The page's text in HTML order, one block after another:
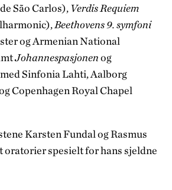
São Carlos), Verdis Requiem
Beethovens 9. symfoni
og Armenian National
Johannespasjonenog
med Sinfonia Lahti, Aalborg
Copenhagen Royal Chapel
Karsten Fundal og Rasmus
oratorier spesielt for hans sjeldne